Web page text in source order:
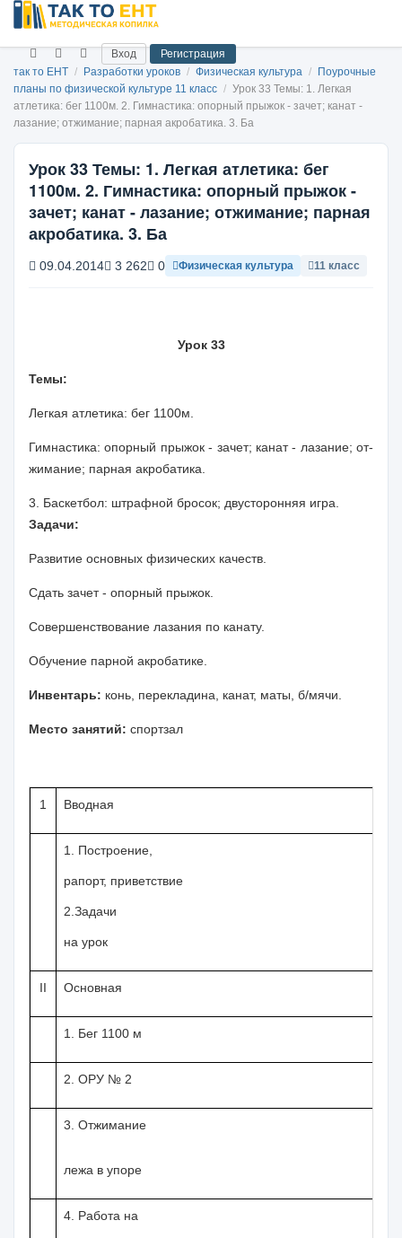
Вход
Регистрация
так то ЕНТ / Разработки уроков / Физическая культура /
Поурочные
планы по физической культуре 11 класс / Урок 33 Темы: 1. Легкая
атлетика: бег 1100м. 2. Гимнастика: опорный прыжок - зачет; канат -
лазание; от­жимание; парная акробатика. 3. Ба
Урок 33 Темы: 1. Легкая атлетика: бег
1100м. 2. Гимнастика: опорный прыжок -
зачет; канат - лазание; от­жимание; парная
акробатика. 3. Ба
09.04.2014 3 262 0 Физическая культура 11 класс
Урок 33
Темы:
Легкая атлетика: бег 1100м.
Гимнастика:опорный прыжок - зачет; канат - лазание; от­
жимание; парная акробатика.
3. Баскетбол: штрафной бросок; двусторонняя игра.
Задачи:
Развитие основных физических качеств.
Сдать зачет - опорный прыжок.
Совершенствование лазания по канату.
Обучение парной акробатике
Инвентарь: конь, перекладина, канат, маты, б/мячи.
Место занятий: спортзал
1 Вводная
1. Построение,
рапорт, приветствие
2.Задачи
на урок
II Основная
1. Бег 1100 м
2. ОРУ № 2
3. Отжимание
лежа в упоре
4. Работа на